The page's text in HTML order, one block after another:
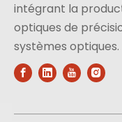
intégrant la
optiques de
systèmes optiques.